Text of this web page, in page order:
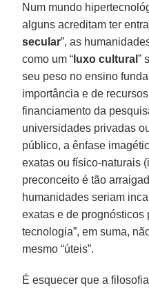
Num mundo
alguns acreditam ter
secular”, as
como um “ luxo cultural”
seu peso no ensino
importância e de
financiamento da
universidades privadas
público, a ênfase
exatas ou físico-naturais
preconceito é tão
humanidades seriam
exatas e de prognósticos
tecnologia”, em suma,
mesmo “úteis”.
É esquecer que a